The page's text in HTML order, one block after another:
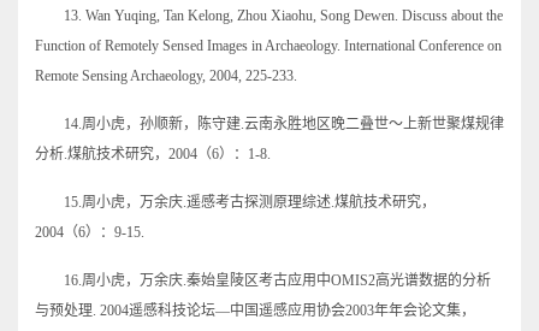
13. Wan Yuqing, Tan Kelong, Zhou Xiaohu, Song Dewen. Discuss about the
Function of Remotely Sensed Images in Archaeology. International Conference on
Remote Sensing Archaeology, 2004, 225-233.
14.周小虎，孙顺新，陈守建.云南永胜地区晚二叠世～上新世聚煤规律
分析.煤航技术研究，2004（6）：1-8.
15.周小虎，万余庆.遥感考古探测原理综述.煤航技术研究，
2004（6）：9-15.
16.周小虎，万余庆.秦始皇陵区考古应用中OMIS2高光谱数据的分析
与预处理. 2004遥感科技论坛—中国遥感应用协会2003年年会论文集，